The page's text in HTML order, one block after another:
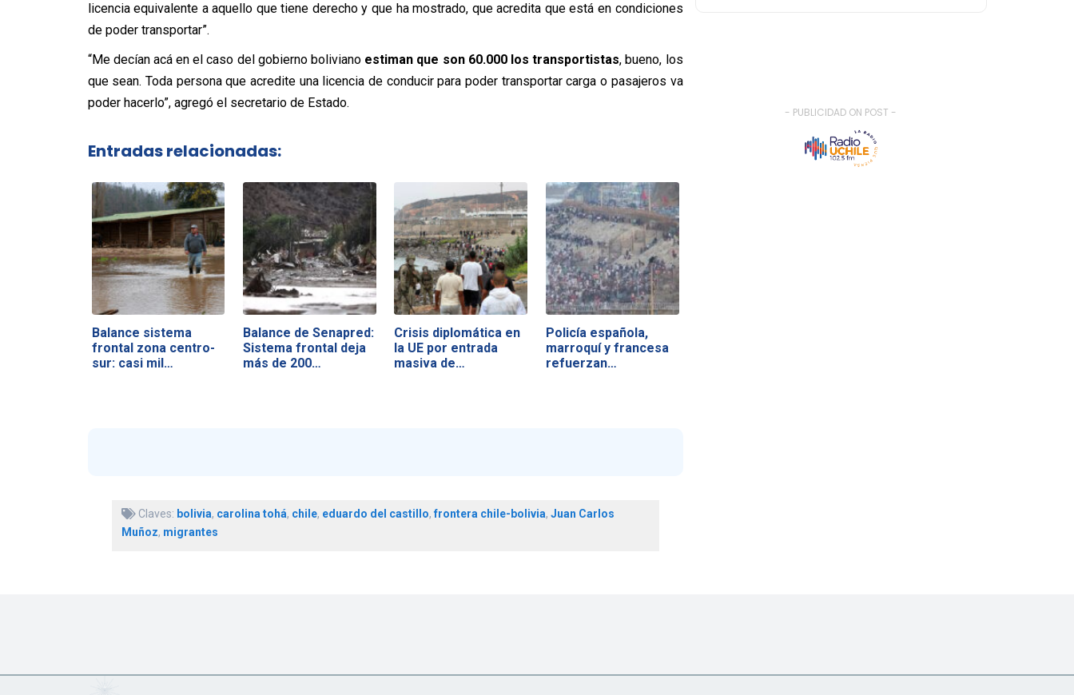
licencia equivalente a aquello que tiene derecho y que ha mostrado, que acredita que está en condiciones
de poder transportar”.
“Me decían acá en el caso del gobierno boliviano estiman que son 60.000 los transportistas, bueno, los
que sean. Toda persona que acredite una licencia de conducir para poder transportar carga o pasajeros va
poder hacerlo”, agregó el secretario de Estado.
Entradas relacionadas:
Balance sistema
frontal zona centro-
sur: casi mil…
Balance de Senapred:
Sistema frontal deja
más de 200…
Crisis diplomática en
la UE por entrada
masiva de…
Policía española,
marroquí y francesa
refuerzan…
Claves: bolivia, carolina tohá, chile, eduardo del castillo,frontera chile-bolivia, Juan Carlos
Muñoz, migrantes
- PUBLICIDAD ON POST -